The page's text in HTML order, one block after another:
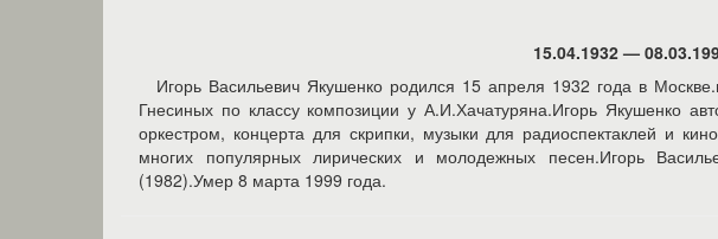
15.04.1932 —
Игорь Васильевич Якушенко родился 15 апреля 1932 года в
Гнесиных по классу композиции у А.И.Хачатуряна.Игорь Якушенко
оркестром, концерта для скрипки, музыки для радиоспектаклей и
многих популярных лирических и молодежных песен.Игорь
(1982).Умер 8 марта 1999 года.